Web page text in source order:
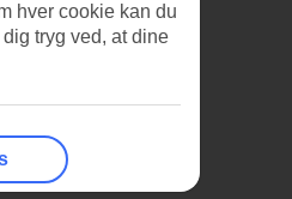
hver cookie kan du
tryg ved, at dine